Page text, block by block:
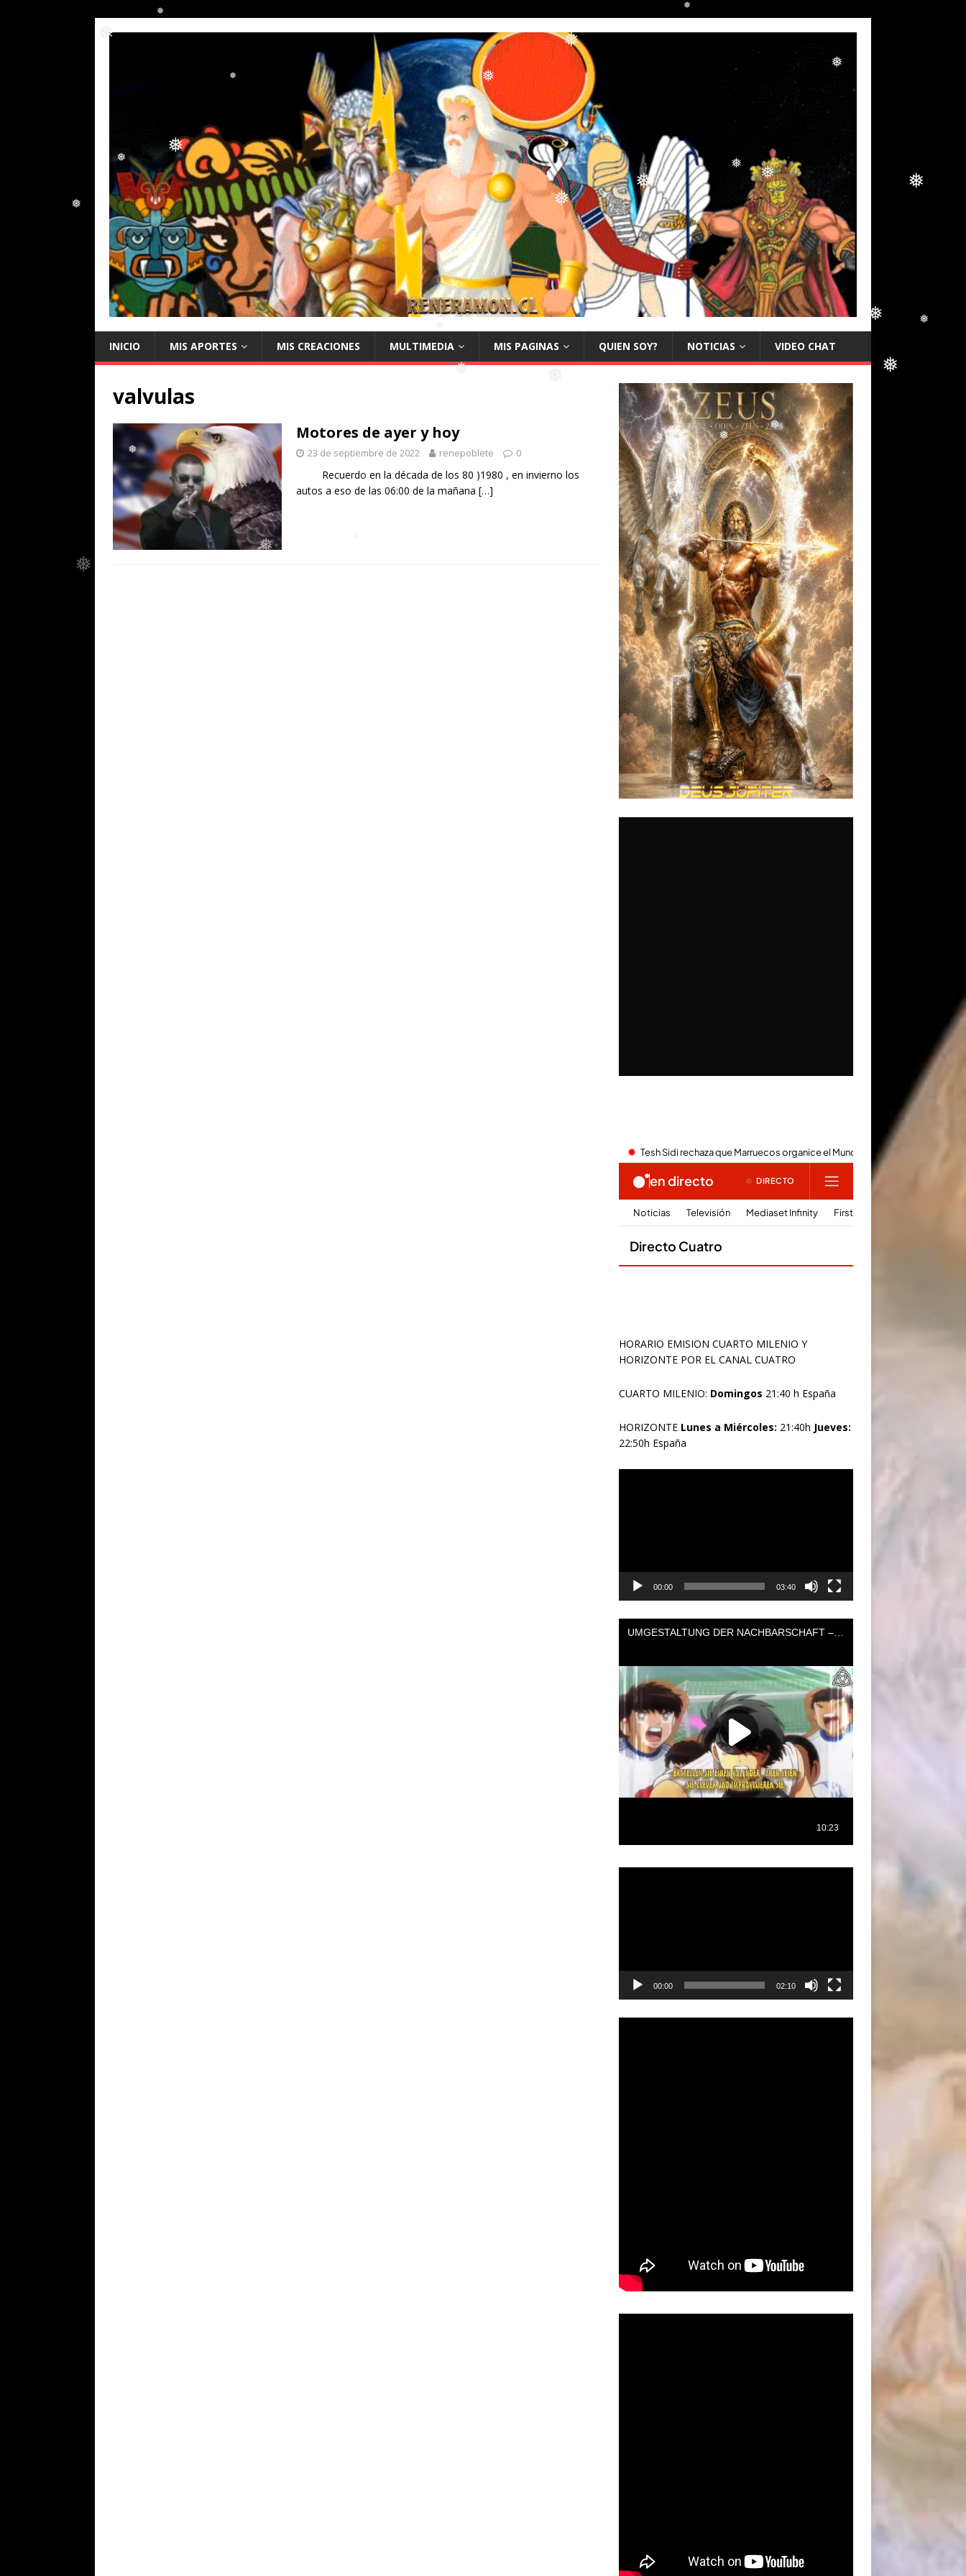
❅
❅ ❅
❅
❅
❅
❅ ❅
❅
❅
❅
❅ ❅
❅
❅
❅
❅
INICIO MIS APORTES MIS CREACIONES MULTIMEDIA MIS PAGINAS QUIEN SOY? NOTICIAS VIDEO CHAT
valvulas
Motores de ayer y hoy
23 de septiembre de 2022 renepoblete 0
Recuerdo en la década de los 80 )1980 , en invierno los
autos a eso de las 06:00 de la mañana […]
HORARIO EMISION CUARTO MILENIO Y
HORIZONTE POR EL CANAL CUATRO
CUARTO MILENIO: Domingos 21:40 h España
HORIZONTE Lunes a Miércoles: 21:40h Jueves:
22:50h España
00:00 03:40
00:00 02:10